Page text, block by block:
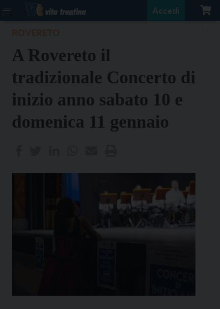
Accedi
A Rovereto il
tradizionale Concerto di
inizio anno sabato 10 e
domenica 11 gennaio